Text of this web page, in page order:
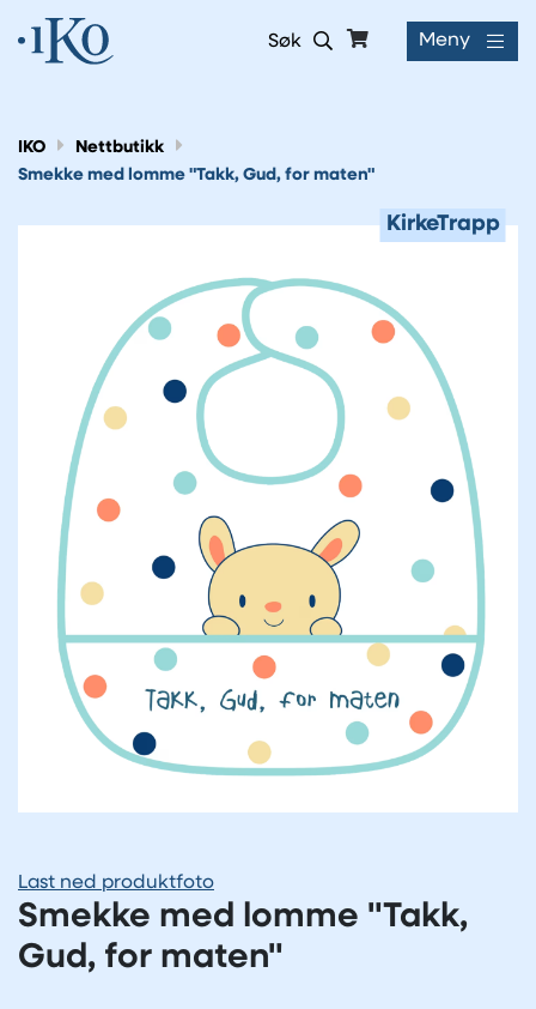
Søk Meny
IKO
Nettbutikk
Smekke med lomme "Takk, Gud, for maten"
KirkeTrapp
Last ned produktfoto
Smekke med lomme "Takk,
Gud, for maten"